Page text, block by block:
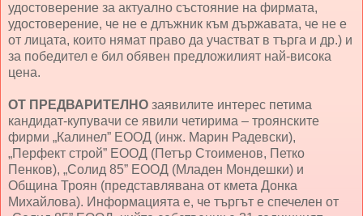
удостоверение за актуално състояние на фирмата,
удостоверение, че не е длъжник към държавата, че не е
от лицата, които нямат право да участват в търга и др.) и
за победител е бил обявен предложилият най-висока
цена.
ОТ ПРЕДВАРИТЕЛНО заявилите интерес петима
кандидат-купувачи се явили четирима – троянските
фирми „Калинел” ЕООД (инж. Марин Радевски),
„Перфект строй” ЕООД (Петър Стоименов, Петко
Пенков), „Солид 85” ЕООД (Младен Мондешки) и
Община Троян (представлявана от кмета Донка
Михайлова). Информацията е, че търгът е спечелен от